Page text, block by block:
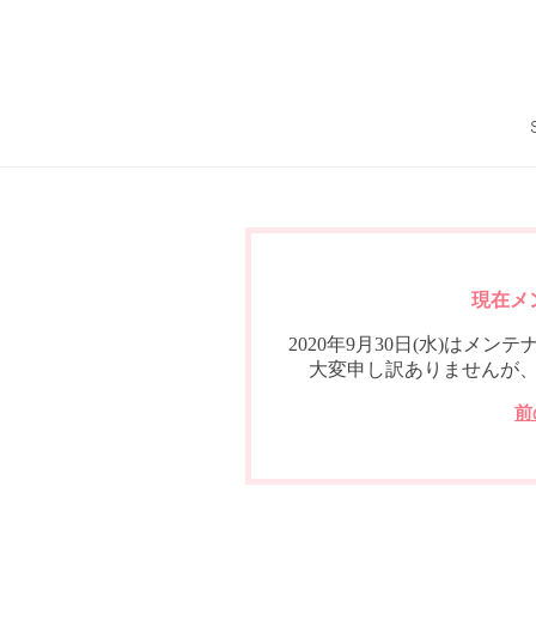
現在メ
2020年9月30日(水)はメンテ
大変申し訳ありませんが
前